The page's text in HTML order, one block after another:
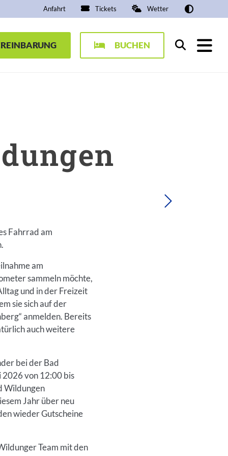
Anfahrt Tickets Wetter
BUCHEN Suchen
Fahrrad am
am
sammeln möchte,
und in der Freizeit
sie sich auf der
anmelden. Bereits
auch weitere
bei der Bad
2026 von 12:00 bis
Wildungen
Jahr über neu
wieder Gutscheine
Team mit den